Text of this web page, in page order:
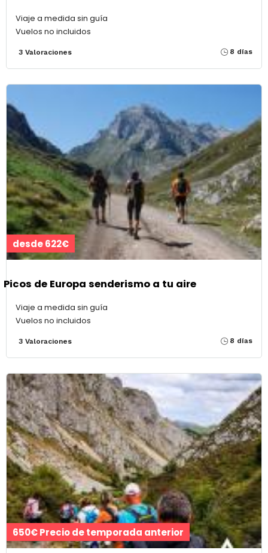
Viaje a medida sin guía
Vuelos no incluidos
3 Valoraciones 8 días
desde 622€
Picos de Europa senderismo a tu aire
Viaje a medida sin guía
Vuelos no incluidos
3 Valoraciones 8 días
650€ Precio de temporada anterior